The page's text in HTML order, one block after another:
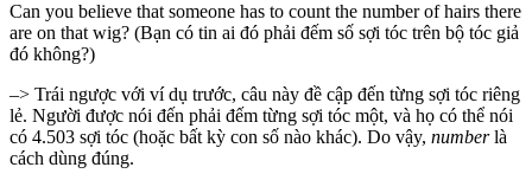
Can you believe that someone has to count the number of hairs there
are on that wig? (Bạn có tin ai đó phải đếm số sợi tóc trên bộ tóc giả
đó không?)
–> Trái ngược với ví dụ trước, câu này đề cập đến từng sợi tóc riêng
lẻ. Người được nói đến phải đếm từng sợi tóc một, và họ có thể nói
có 4.503 sợi tóc (hoặc bất kỳ con số nào khác). Do vậy, numberlà
cách dùng đúng.